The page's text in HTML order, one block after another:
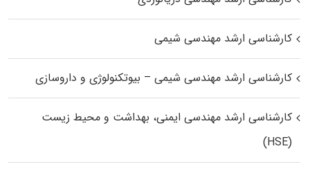
کارشناسی ارشد مهندسی شیمی
کارشناسی ارشد مهندسی شیمی – بیوتکنولوژی و داروسازی
کارشناسی ارشد مهندسی ایمنی، بهداشت و محیط زیست
(HSE)